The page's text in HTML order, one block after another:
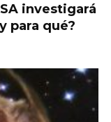
investigará
para qué?